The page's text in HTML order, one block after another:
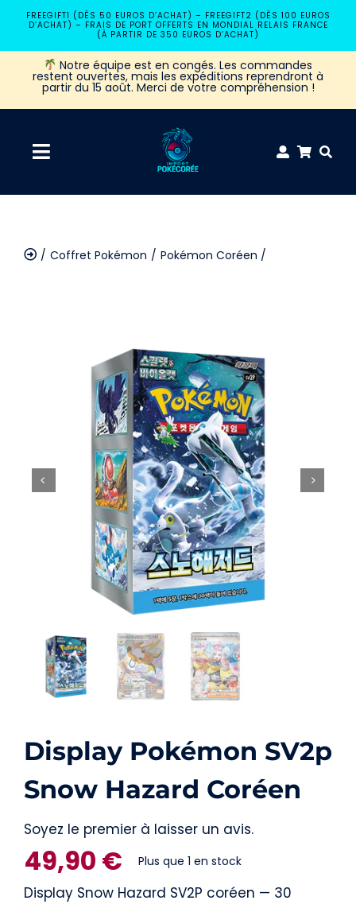
Passer
contenu
FREEGIFT1 (DÈS 50 EUROS D’ACHAT) – FREEGIFT2 (DÈS 100 EUROS
D’ACHAT) – FRAIS DE PORT OFFERTS EN MONDIAL RELAIS FRANCE
(À PARTIR DE 350 EUROS D’ACHAT)
Notre équipe est en congés. Les commandes
restent ouvertes, mais les expéditions reprendront à
partir du 15 août. Merci de votre compréhension !
Navigation
à
Coffret Pokémon
Carte Pokémon
Accessoires
Coffret Pokémon
Pokémon Coréen
Display Pokémon SV2p
Snow Hazard Coréen
Soyez le premier à laisser un avis.
49,90 € Plus que 1 en stock
Display Snow Hazard SV2P coréen — 30